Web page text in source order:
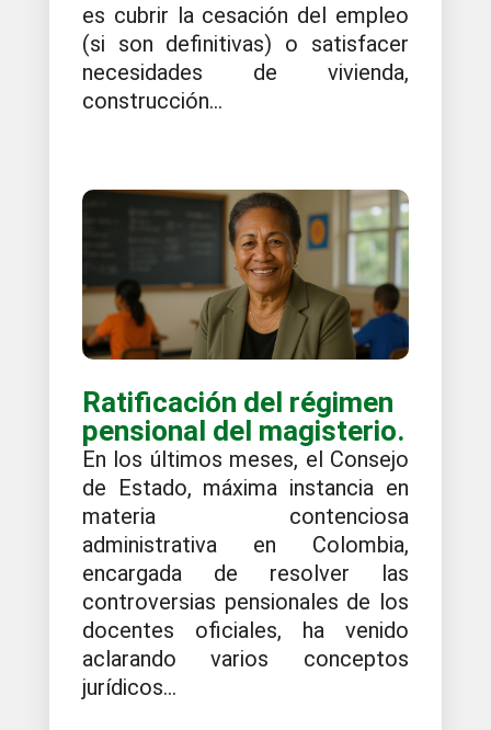
es cubrir la cesación del empleo
(si son definitivas) o satisfacer
necesidades de vivienda,
construcción...
Ratificación del régimen
pensional del magisterio.
En los últimos meses, el Consejo
de Estado, máxima instancia en
materia contenciosa
administrativa en Colombia,
encargada de resolver las
controversias pensionales de los
docentes oficiales, ha venido
aclarando varios conceptos
jurídicos...